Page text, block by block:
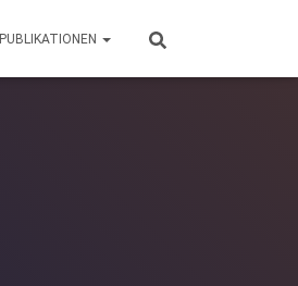
PUBLIKATIONEN